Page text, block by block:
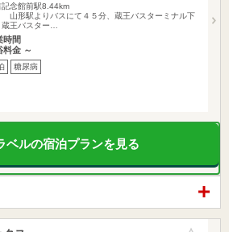
記念館前駅8.44km
山形駅よりバスにて４５分、蔵王バスターミナル下
王バスター…
時間
料金 ～
糖尿病
ベルの宿泊プランを見る